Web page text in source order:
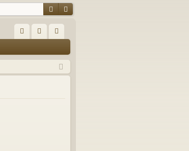
SucheErweiterte Suche
Q m
el
ist
rie